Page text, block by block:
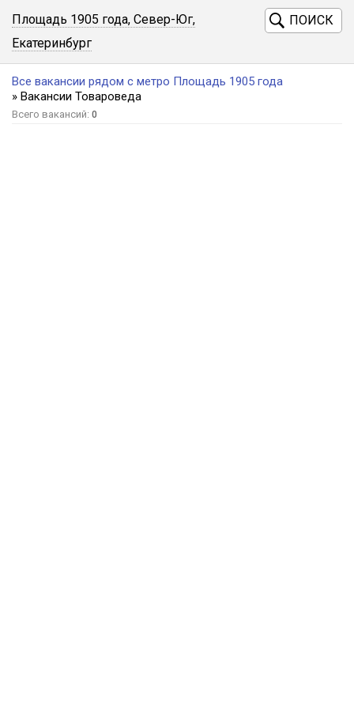
Площадь 1905 года, Север-Юг,
Екатеринбург
ПОИСК
Все вакансии рядом с метро Площадь 1905 года
» Вакансии Товароведа
Всего вакансий: 0